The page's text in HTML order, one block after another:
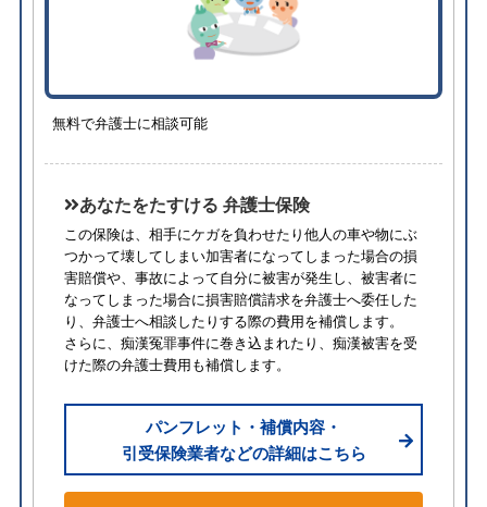
無料で弁護士に相談可能
あなたをたすける 弁護士保険
この保険は、相手にケガを負わせたり他人の車や物にぶ
つかって壊してしまい加害者になってしまった場合の損
害賠償や、事故によって自分に被害が発生し、被害者に
なってしまった場合に損害賠償請求を弁護士へ委任した
り、弁護士へ相談したりする際の費用を補償します。
さらに、痴漢冤罪事件に巻き込まれたり、痴漢被害を受
けた際の弁護士費用も補償します。
パンフレット・補償内容・
引受保険業者などの詳細はこちら